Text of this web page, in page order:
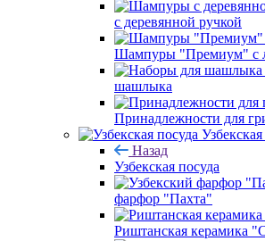
с деревянной ручкой
Шампуры "Премиум" с
шашлыка
Принадлежности для
Назад
Узбекская посуда
фарфор "Пахта"
Риштанская керамика